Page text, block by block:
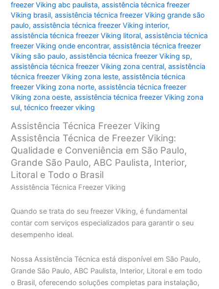
freezer Viking abc paulista,assistência técnica freezer
Viking brasil,assistência técnica freezer Viking grande são
paulo,assistência técnica freezer Viking interior,
assistência técnica freezer Viking litoral,assistência técnica
freezer Viking onde encontrar,assistência técnica freezer
Viking são paulo,assistência técnica freezer Viking sp,
assistência técnica freezer Viking zona central,assistência
técnica freezer Viking zona leste,assistência técnica
freezer Viking zona norte,assistência técnica freezer
Viking zona oeste,assistência técnica freezer Viking zona
sul,técnico freezer viking
Assistência Técnica Freezer Viking
Assistência Técnica de Freezer Viking:
Qualidade e Conveniência em São Paulo,
Grande São Paulo, ABC Paulista, Interior,
Litoral e Todo o Brasil
Assistência Técnica Freezer Viking
Quando se trata do seu freezer Viking, é fundamental
contar com serviços especializados para garantir o seu
desempenho ideal.
Nossa Assistência Técnica está disponível em São Paulo,
Grande São Paulo, ABC Paulista, Interior, Litoral e em todo
o Brasil, oferecendo soluções completas para instalação,